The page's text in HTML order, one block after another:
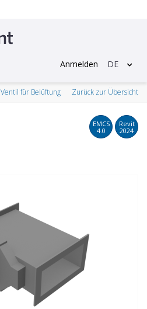
Anmelden DE
Ventil für Belüftung Zurück zur Übersicht
EMCS
4.0
Revit
2024